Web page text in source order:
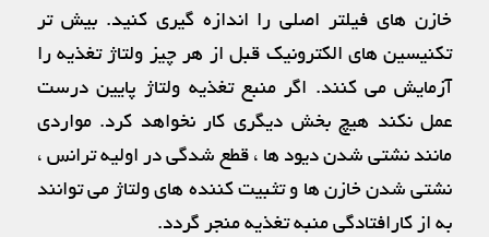
خازن های فیلتر اصلی را اندازه گیری کنید. بیش تر
تکنیسین های الکترونیک قبل از هر چیز ولتاژ تغذیه را
آزمایش می کنند. اگر منبع تغذیه ولتاژ پایین درست
عمل نکند هیچ بخش دیگری کار نخواهد کرد. مواردی
مانند نشتی شدن دیود ها ، قطع شدگی در اولیه ترانس ،
نشتی شدن خازن ها و تثبیت کننده های ولتاژ می توانند
به از کارافتادگی منبه تغذیه منجر گردد.